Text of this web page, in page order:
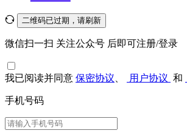
二维码已过期，请刷新
微信扫一扫 关注公众号 后即可注册/登录
我已阅读并同意 保密协议 用户协议 和
手机号码